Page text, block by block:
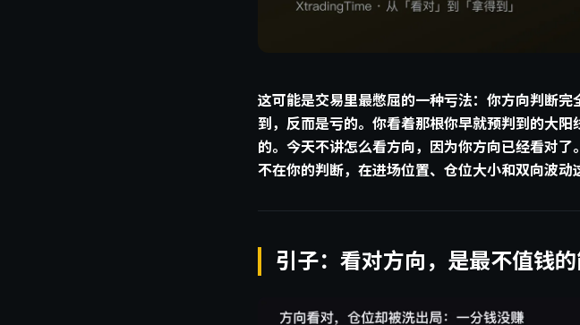
这可能是交易里最憋屈的一种亏法：你方向判断
到，反而是亏的。你看着那根你早就预判到的大
的。今天不讲怎么看方向，因为你方向已经看对
不在你的判断，在进场位置、仓位大小和双向波动
引子：看对方向，是最不值钱